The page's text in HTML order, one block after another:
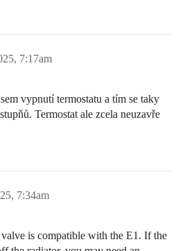
7:17am
vypnutí termostatu a tím se taky
Termostat ale zcela neuzavře
7:34am
is compatible with the E1. If the